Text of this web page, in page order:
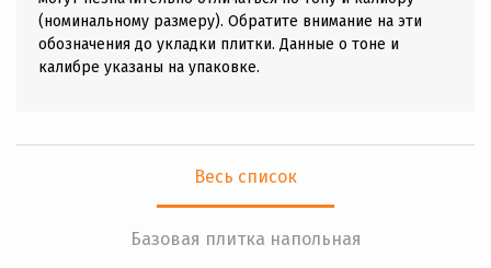
(номинальному размеру). Обратите внимание на эти
обозначения до укладки плитки. Данные о тоне и
калибре указаны на упаковке.
Весь список
Базовая плитка напольная